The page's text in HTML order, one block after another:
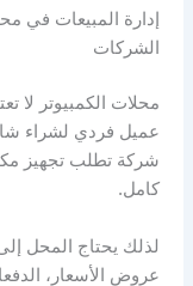
إدارة المبيعات في
الشركات
محلات الكمبيوتر لا
عميل فردي لشراء
شركة تطلب تجهيز
كامل.
لذلك يحتاج المحل
عروض الأسعار،